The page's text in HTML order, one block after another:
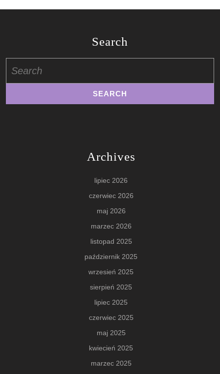
Search
for:
Archives
lipiec 2026
czerwiec 2026
maj 2026
marzec 2026
listopad 2025
październik 2025
wrzesień 2025
sierpień 2025
lipiec 2025
czerwiec 2025
maj 2025
kwiecień 2025
marzec 2025